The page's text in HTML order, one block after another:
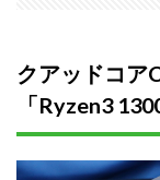
クアッドコア
「Ryzen3